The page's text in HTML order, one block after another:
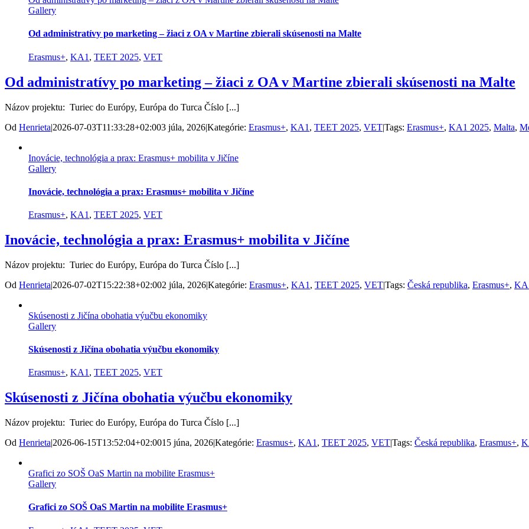
Gallery
Od administratívy po marketing – žiaci z OA v Martine zbierali skúsenosti na Malte
Erasmus+, KA1 , TEET 2025, VET
Od administratívy po marketing – žiaci z OA v Martine zbierali skúsenosti na Malte
Názov projektu: Turiec do Európy, Európa do Turca Číslo [...]
Od Henrieta|2026-07-03T11:33:28+02:003 júla, 2026|Kategórie: Erasmus+, KA1 , TEET 2025, VET|Tags: Erasmus+, KA1 2025, Malta,
Inovácie, technológia a prax: Erasmus+ mobilita v Jičíne
Gallery
Inovácie, technológia a prax: Erasmus+ mobilita v Jičíne
Erasmus+, KA1 , TEET 2025, VET
Inovácie, technológia a prax: Erasmus+ mobilita v Jičíne
Názov projektu: Turiec do Európy, Európa do Turca Číslo [...]
Od Henrieta|2026-07-02T15:22:38+02:002 júla, 2026|Kategórie: Erasmus+, KA1 , TEET 2025, VET|Tags: Česká republika, Erasmus+,
Skúsenosti z Jičína obohatia výučbu ekonomiky
Gallery
Skúsenosti z Jičína obohatia výučbu ekonomiky
Erasmus+, KA1 , TEET 2025, VET
Skúsenosti z Jičína obohatia výučbu ekonomiky
Názov projektu: Turiec do Európy, Európa do Turca Číslo [...]
Od Henrieta|2026-06-15T13:52:04+02:0015 júna, 2026|Kategórie: Erasmus+, KA1 , TEET 2025, VET|Tags: Česká republika, Erasmus+,
Grafici zo SOŠ OaS Martin na mobilite Erasmus+
Gallery
Grafici zo SOŠ OaS Martin na mobilite Erasmus+